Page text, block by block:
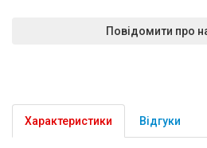
Повідомити про
Характеристики Відгуки